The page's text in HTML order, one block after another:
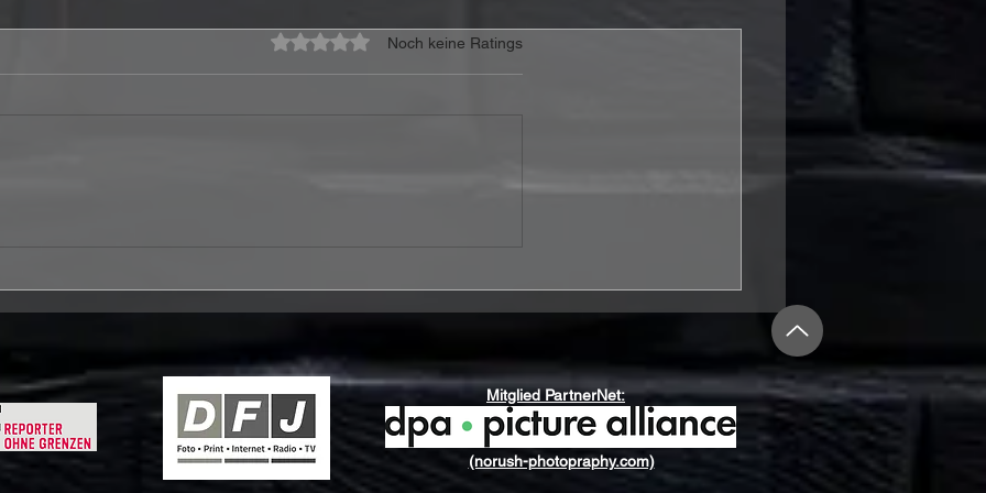
Mit 0 von 5 Sternen bewertet.
Noch keine Ratings
Mitglied PartnerNet:
(norush-photopraphy.com)